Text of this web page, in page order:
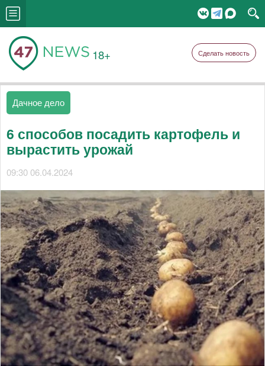
18+ Сделать новость
Дачное дело
6 способов посадить картофель и
вырастить урожай
09:30 06.04.2024